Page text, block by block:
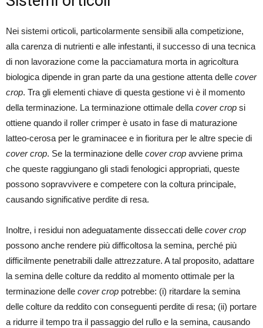
Nei sistemi orticoli, particolarmente sensibili alla competizione,
alla carenza di nutrienti e alle infestanti, il successo di una tecnica
di non lavorazione come la pacciamatura morta in agricoltura
biologica dipende in gran parte da una gestione attenta delle cover
crop. Tra gli elementi chiave di questa gestione vi è il momento
della terminazione. La terminazione ottimale della cover crop si
ottiene quando il roller crimper è usato in fase di maturazione
latteo-cerosa per le graminacee e in fioritura per le altre specie di
cover crop. Se la terminazione delle cover crop avviene prima
che queste raggiungano gli stadi fenologici appropriati, queste
possono sopravvivere e competere con la coltura principale,
causando significative perdite di resa.
Inoltre, i residui non adeguatamente disseccati delle cover crop
possono anche rendere più difficoltosa la semina, perché più
difficilmente penetrabili dalle attrezzature. A tal proposito, adattare
la semina delle colture da reddito al momento ottimale per la
terminazione delle cover crop potrebbe: (i) ritardare la semina
delle colture da reddito con conseguenti perdite di resa; (ii) portare
a ridurre il tempo tra il passaggio del rullo e la semina, causando